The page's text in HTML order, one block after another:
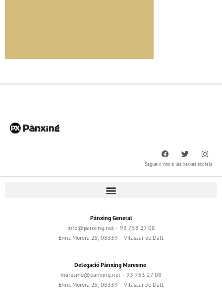
Segueix-nos a les xarxes socials
Pànxing General
info@panxing.net – 93 753 27 08
Enric Morera 25, 08339 – Vilassar de Dalt
Delegació Pànxing Maresme
maresme@panxing.net – 93 753 27 08
Enric Morera 25, 08339 – Vilassar de Dalt